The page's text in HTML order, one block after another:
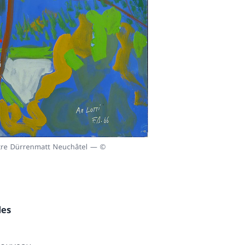
Dürrenmatt Neuchâtel — ©